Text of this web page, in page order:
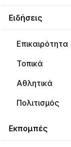
Ειδήσεις
Επικαιρότητα
Τοπικά
Αθλητικά
Πολιτισμός
Εκπομπές